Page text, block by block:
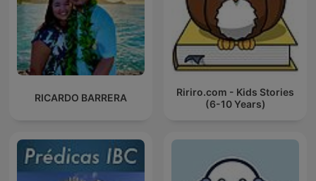
RICARDO BARRERA
Ririro.com - Kids Stories
(6-10 Years)